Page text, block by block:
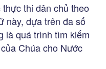
thi dân chủ theo
này, dựa trên đa số
là quá trình tìm kiếm
Chúa cho Nước